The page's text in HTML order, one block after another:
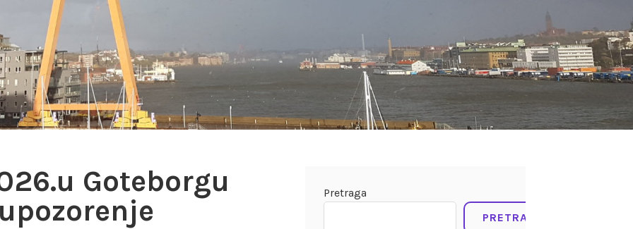
Goteborgu
Pretraga
PRETRAGA